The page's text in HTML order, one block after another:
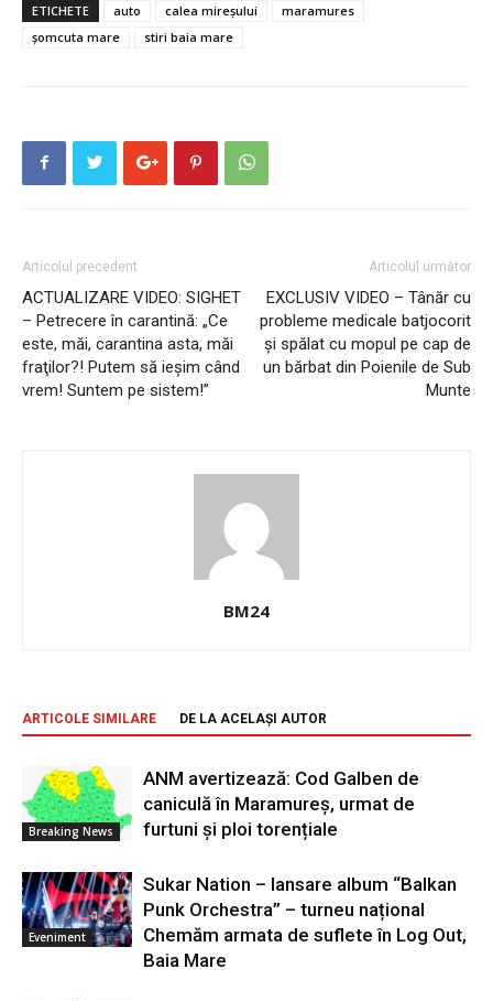
ETICHETE auto calea mireșului
maramures
șomcuta mare
stiri baia mare
Articolul precedent
ACTUALIZARE VIDEO: SIGHET
– Petrecere în carantină: „Ce
este, măi, carantina asta, măi
fraţilor?! Putem să ieșim când
vrem! Suntem pe sistem!”
Articolul următor
EXCLUSIV VIDEO – Tânăr cu
probleme medicale batjocorit
și spălat cu mopul pe cap de
un bărbat din Poienile de Sub
Munte
BM24
ARTICOLE SIMILARE DE LA ACELAȘI AUTOR
Breaking News
ANM avertizează: Cod Galben de
caniculă în Maramureș, urmat de
furtuni și ploi torențiale
Eveniment
Sukar Nation – lansare album “Balkan
Punk Orchestra” – turneu național
Chemăm armata de suflete în Log Out,
Baia Mare